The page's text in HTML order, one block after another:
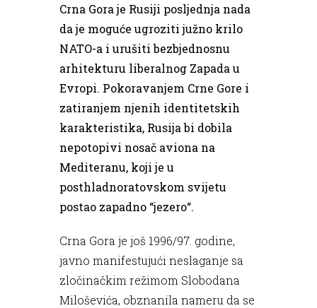
Crna Gora je Rusiji posljednja nada
da je moguće ugroziti južno krilo
NATO-a i urušiti bezbjednosnu
arhitekturu liberalnog Zapada u
Evropi. Pokoravanjem Crne Gore i
zatiranjem njenih identitetskih
karakteristika, Rusija bi dobila
nepotopivi nosač aviona na
Mediteranu, koji je u
posthladnoratovskom svijetu
postao zapadno “jezero“.
Crna Gora je još 1996/97. godine,
javno manifestujući neslaganje sa
zločinačkim režimom Slobodana
Miloševića, obznanila nameru da se